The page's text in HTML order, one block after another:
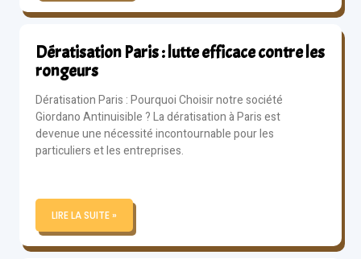
Dératisation Paris : lutte efficace contre les
rongeurs
Dératisation Paris : Pourquoi Choisir notre société
Giordano Antinuisible ? La dératisation à Paris est
devenue une nécessité incontournable pour les
particuliers et les entreprises.
LIRE LA SUITE »